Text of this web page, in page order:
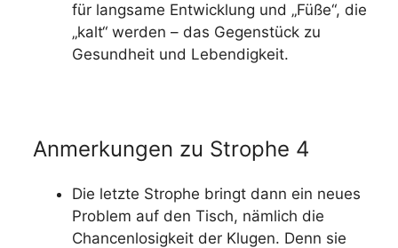
für langsame Entwicklung und „Füße“, die
„kalt“ werden – das Gegenstück zu
Gesundheit und Lebendigkeit.
Anmerkungen zu Strophe 4
Die letzte Strophe bringt dann ein neues
Problem auf den Tisch, nämlich die
Chancenlosigkeit der Klugen. Denn sie